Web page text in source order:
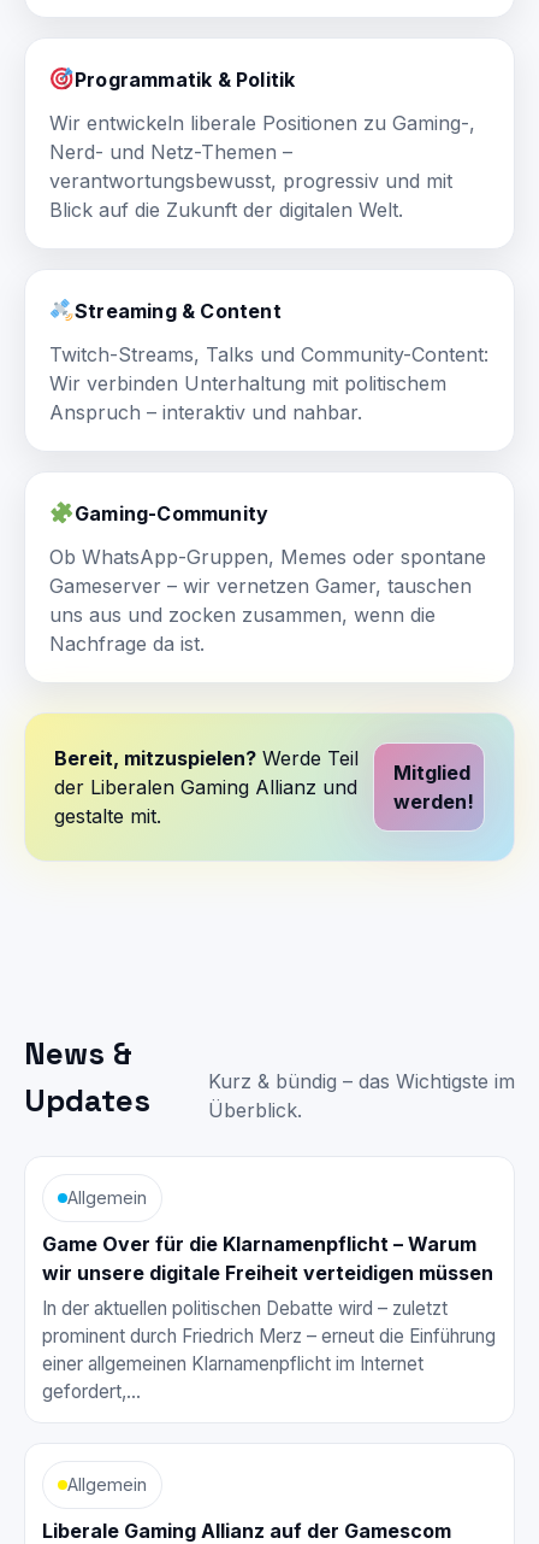
Programmatik & Politik
Wir entwickeln liberale Positionen zu Gaming-,
Nerd- und Netz-Themen –
verantwortungsbewusst, progressiv und mit
Blick auf die Zukunft der digitalen Welt.
Streaming & Content
Twitch-Streams, Talks und Community-Content:
Wir verbinden Unterhaltung mit politischem
Anspruch – interaktiv und nahbar.
Gaming-Community
Ob WhatsApp-Gruppen, Memes oder spontane
Gameserver – wir vernetzen Gamer, tauschen
uns aus und zocken zusammen, wenn die
Nachfrage da ist.
Bereit, mitzuspielen? Werde Teil
der Liberalen Gaming Allianz und
gestalte mit.
Mitglied
werden!
News &
Updates
Kurz & bündig – das Wichtigste im
Überblick.
Allgemein
Game Over für die Klarnamenpflicht – Warum
wir unsere digitale Freiheit verteidigen müssen
In der aktuellen politischen Debatte wird – zuletzt
prominent durch Friedrich Merz – erneut die Einführung
einer allgemeinen Klarnamenpflicht im Internet
gefordert,…
Allgemein
Liberale Gaming Allianz auf der Gamescom